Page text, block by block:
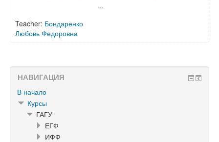
...
Teacher: Бондаренко
Любовь Федоровна
НАВИГАЦИЯ
В начало
Курсы
ГАГУ
ЕГФ
ИФФ